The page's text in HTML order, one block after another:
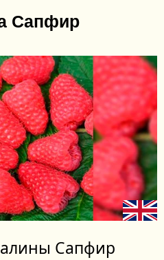
Сапфир
Сапфир